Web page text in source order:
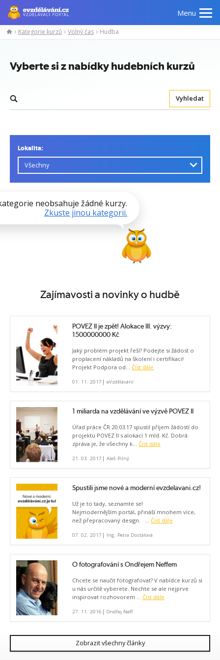
Menu
Kategorie kurzů Volný čas Hudba
Vyberte si z nabídky hudebních kurzů
Vyhledat
Lokalita:
neobsahuje žádné kurzy.
Zkuste jinou kategorii.
Zajímavosti a novinky o hudbě
POVEZ II je zpět! Alokace III. výzvy:
1500000000 Kč
Jaký problém projekt řeší? Podejte si žádost o
proplacení nákladů na školení i certifikaci!
Projekt Podpora od... Číst dále
01. 11. 2017 | eVzdělávání
1 miliarda na vzdělávání ve výzvě POVEZ II
Úřad práce ČR 20.03.17 spustil příjem žádostí do
projektu POVEZ II s alokací 1 mld. Kč. Dobrá
zpráva je, že všechny k... Číst dále
21. 03. 2017 | Aleš Pilný
Spustili jsme nové a moderní evzdelavani.cz!
Už je to tady, seznamte se!
Nejmodernějším portál, přináší mnohem více,
než přepracovaný design. ... Číst dále
07. 02. 2017 | Ing. Petra Dostálová
O fotografování s Ondřejem Neffem
Chcete se naučit fotografovat? V nabídce kurzů si
u nás určitě vyberete. Nechte se ale nejprve
inspirovat rozhovorem ... Číst dále
27. 11. 2016 | Ondřej Neff
Zobrazit všechny články